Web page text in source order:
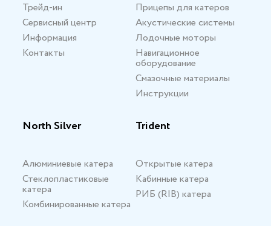
Трейд-ин
Сервисный центр
Информация
Контакты
Прицепы для катеров
Акустические системы
Лодочные моторы
Навигационное
оборудование
Смазочные материалы
Инструкции
North Silver
Алюминиевые катера
Стеклопластиковые
катера
Комбинированные катера
Trident
Открытые катера
Кабинные катера
РИБ (RIB) катера